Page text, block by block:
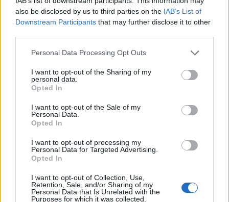
also be disclosed by us to third parties on the IAB’s List of
Downstream Participants that may further disclose it to other
Personal Data Processing Opt Outs
I want to opt-out of the Sharing of my
personal data.
Opted In
I want to opt-out of the Sale of my
Personal Data.
Opted In
I want to opt-out of processing my
Personal Data for Targeted Advertising.
Opted In
I want to opt-out of Collection, Use,
Retention, Sale, and/or Sharing of my
Personal Data that Is Unrelated with the
Purposes for which it was collected.
ADV
Commenti
articolo.
L'email è richiesta ma non verrà mostrata ai visitatori. Il contenuto di questo